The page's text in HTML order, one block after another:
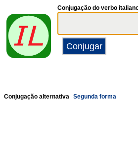
Conjugação do verbo
Conjugação alternativa Segunda forma